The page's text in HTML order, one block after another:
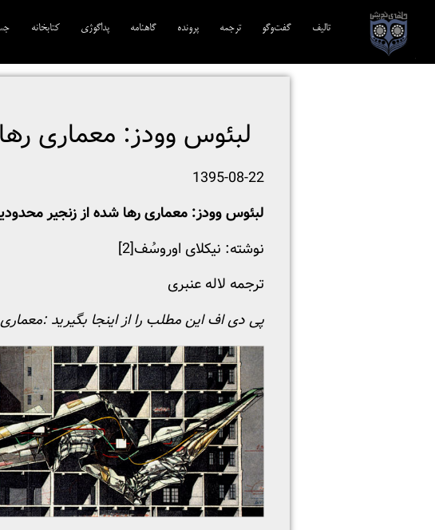
تالیف‎‌ گفت‌وگو ترجمه‌ پرونده گاهنامه پداگوژی کتابخانه
لبئوس وودز: معماری
1395-08-22
لبئوس وودز: معماری رها شده از زنجیر
نوشته: نیکلای اوروسُف[2]
ترجمه لاله عنبری
پی دی اف این مطلب را از اینجا بگیرید :